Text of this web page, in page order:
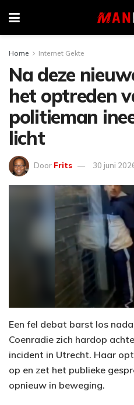
Home Internet Gekte
Na deze
het optreden
politieman
licht
Door Frits 30 juni
Een fel debat barst los
Coenradie zich hardop
incident in Utrecht. Haar
op en zet het publieke
opnieuw in beweging.